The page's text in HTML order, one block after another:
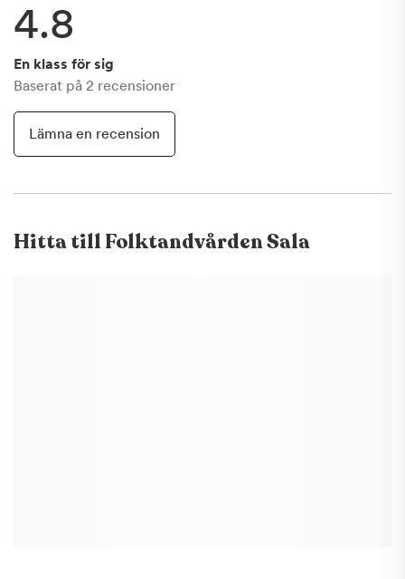
4.8
En klass för sig
Baserat på 2 recensioner
Lämna en recension
Hitta till Folktandvården Sala